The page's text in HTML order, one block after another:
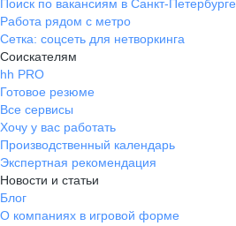
Поиск по вакансиям в Санкт-Петербурге
Работа рядом с метро
Сетка: соцсеть для нетворкинга
Соискателям
hh PRO
Готовое резюме
Все сервисы
Хочу у вас работать
Производственный календарь
Экспертная рекомендация
Новости и статьи
Блог
О компаниях в игровой форме